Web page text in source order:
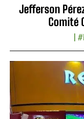
Jefferson
Comité